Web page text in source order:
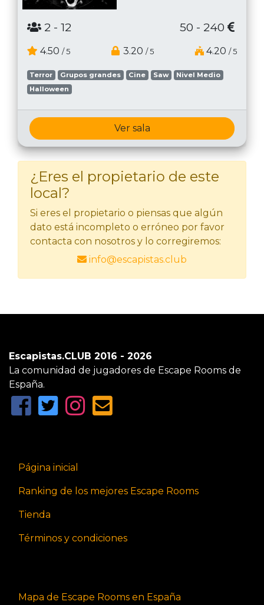
2 - 12 50 - 240
4.50 / 5 3.20 / 5 4.20 / 5
Terror Grupos grandes Cine Saw
Nivel Medio
Halloween
Ver sala
¿Eres el propietario de este
local?
Si eres el propietario o piensas que algún
dato está incompleto o erróneo por favor
contacta con nosotros y lo corregiremos:
info@escapistas.club
Escapistas.CLUB 2016 - 2026
La comunidad de jugadores de Escape Rooms de
España.
Página inicial
Ranking de los mejores Escape Rooms
Tienda
Términos y condiciones
Mapa de Escape Rooms en España